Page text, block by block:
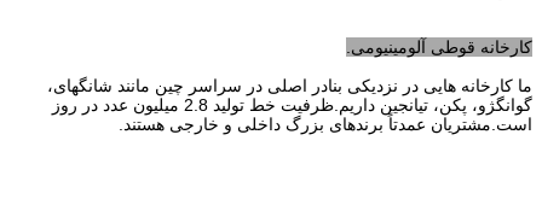
کارخانه قوطی آلومینیومی.
ما کارخانه هایی در نزدیکی بنادر اصلی در سراسر چین مانند شانگهای،
گوانگژو، پکن، تیانجین داریم.ظرفیت خط تولید 2.8 میلیون عدد در روز
است.مشتریان عمدتاً برندهای بزرگ داخلی و خارجی هستند.